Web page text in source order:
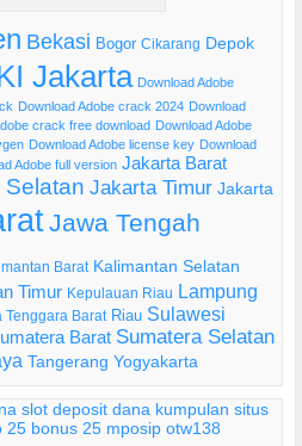
Bekasi Bogor Cikarang Depok
Jakarta Download Adobe
Download Adobe crack 2024 Download
crack free download Download Adobe
Download Adobe license key Download
Adobe full version Jakarta Barat
Jakarta Timur Jakarta
Jawa Tengah
Barat Kalimantan Selatan
Timur Kepulauan Riau Lampung
Tenggara Barat Riau Sulawesi
Barat Sumatera Selatan
Tangerang Yogyakarta
slot deposit dana kumpulan situs
25 bonus 25 mposip otw138